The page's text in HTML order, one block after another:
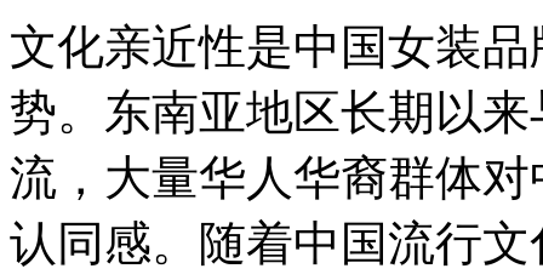
文化亲近性是中国女装
势。东南亚地区长期以
流，大量华人华裔群体
认同感。随着中国流行